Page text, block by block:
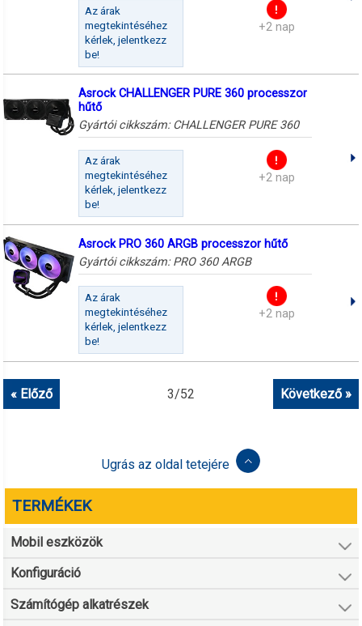
Az árak
megtekintéséhez
kérlek, jelentkezz
be!
+2 nap
Asrock CHALLENGER PURE 360 processzor
hűtő
Gyártói cikkszám: CHALLENGER PURE 360
Az árak
megtekintéséhez
kérlek, jelentkezz
be!
+2 nap
Asrock PRO 360 ARGB processzor hűtő
Gyártói cikkszám: PRO 360 ARGB
Az árak
megtekintéséhez
kérlek, jelentkezz
be!
+2 nap
3/52
« Előző Következő »
Ugrás az oldal tetejére
TERMÉKEK
Mobil eszközök
Konfiguráció
Számítógép alkatrészek